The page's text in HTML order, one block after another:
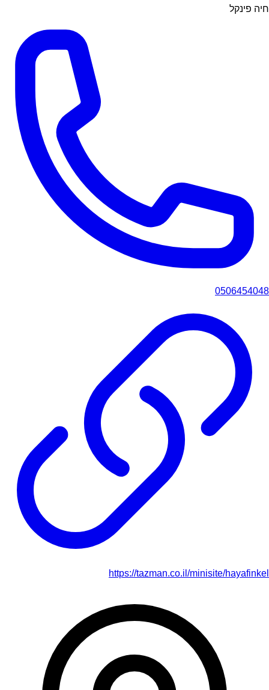
חיה פינקל
0506454048
https://tazman.co.il/minisite/hayafinkel